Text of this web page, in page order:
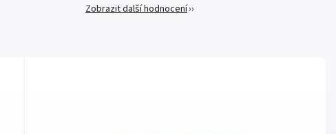
Zobrazit další hodnocení